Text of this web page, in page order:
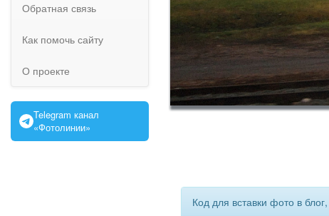
Обратная связь
Как помочь сайту
О проекте
Telegram канал
«Фотолинии»
Код для вставки фото в